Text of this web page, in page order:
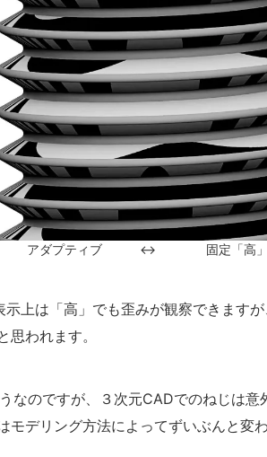
アダプティブ ↔ 固定「高」
上は「高」でも歪みが観察できます
思われます。
なのですが、３次元CADでのねじは
モデリング方法によってずいぶんと変わ